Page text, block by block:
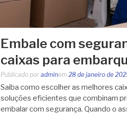
Embale com
caixas para
Publicado por adminem 28 de janeiro de
Saiba como escolher as melhores
soluções eficientes que combinam
embalar com segurança. Quando o